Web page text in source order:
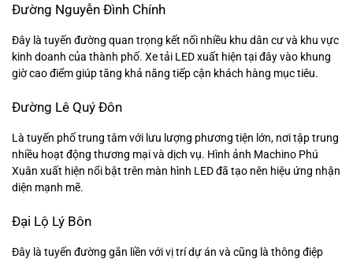
Đường Nguyễn Đình Chính
Đây là tuyến đường quan trọng kết nối nhiều khu dân cư và khu vực
kinh doanh của thành phố. Xe tải LED xuất hiện tại đây vào khung
giờ cao điểm giúp tăng khả năng tiếp cận khách hàng mục tiêu.
Đường Lê Quý Đôn
Là tuyến phố trung tâm với lưu lượng phương tiện lớn, nơi tập trung
nhiều hoạt động thương mại và dịch vụ. Hình ảnh Machino Phú
Xuân xuất hiện nổi bật trên màn hình LED đã tạo nên hiệu ứng nhận
diện mạnh mẽ.
Đại Lộ Lý Bôn
Đây là tuyến đường gắn liền với vị trí dự án và cũng là thông điệp